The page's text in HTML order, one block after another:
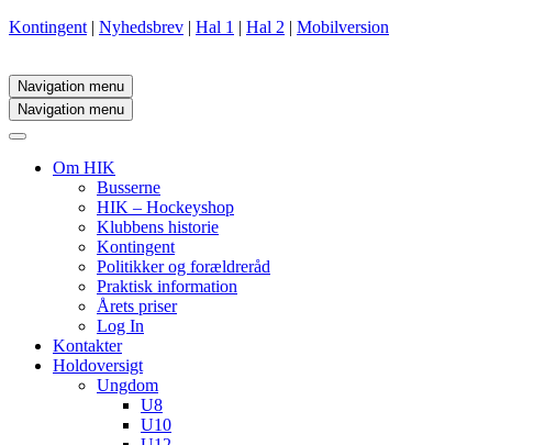
Kontingent | Nyhedsbrev | Hal 1 | Hal 2 | Mobilversion
Navigation menu
Navigation menu
Om HIK
Busserne
HIK – Hockeyshop
Klubbens historie
Kontingent
Politikker og forældreråd
Praktisk information
Årets priser
Log In
Kontakter
Holdoversigt
Ungdom
U8
U10